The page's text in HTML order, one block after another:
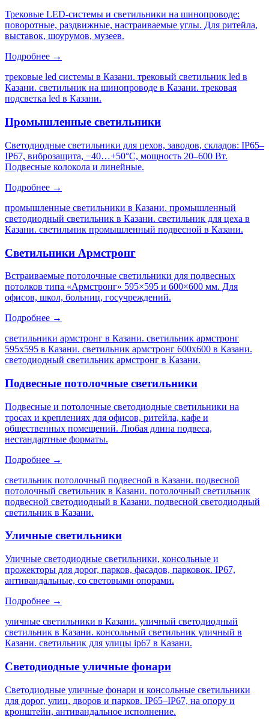
Трековые LED-системы и светильники на шинопроводе:
поворотные, раздвижные, настраиваемые углы. Для ритейла,
выставок, шоурумов, музеев.
Подробнее →
трековые led системы в Казани. трековый светильник led в
Казани. светильник на шинопроводе в Казани. трековая
подсветка led в Казани.
Промышленные светильники
Светодиодные светильники для цехов, заводов, складов: IP65–
IP67, виброзащита, −40…+50°C, мощность 20–600 Вт.
Подвесные колокола и линейные.
Подробнее →
промышленные светильники в Казани. промышленный
светодиодный светильник в Казани. светильник для цеха в
Казани. светильник промышленный подвесной в Казани.
Светильники Армстронг
Встраиваемые потолочные светильники для подвесных
потолков типа «Армстронг» 595×595 и 600×600 мм. Для
офисов, школ, больниц, госучреждений.
Подробнее →
светильники армстронг в Казани. светильник армстронг
595х595 в Казани. светильник армстронг 600х600 в Казани.
светодиодный светильник армстронг в Казани.
Подвесные потолочные светильники
Подвесные и потолочные светодиодные светильники на
тросах и креплениях для офисов, ритейла, кафе и
общественных помещений. Любая длина подвеса,
нестандартные форматы.
Подробнее →
светильник потолочный подвесной в Казани. подвесной
потолочный светильник в Казани. потолочный светильник
подвесной светодиодный в Казани. подвесной светодиодный
светильник в Казани.
Уличные светильники
Уличные светодиодные светильники, консольные и
прожекторы для дорог, парков, фасадов, парковок. IP67,
антивандальные, со световыми опорами.
Подробнее →
уличные светильники в Казани. уличный светодиодный
светильник в Казани. консольный светильник уличный в
Казани. светильник для улицы ip67 в Казани.
Светодиодные уличные фонари
Светодиодные уличные фонари и консольные светильники
для дорог, улиц, дворов и парков. IP65–IP67, на опору и
кронштейн, антивандальное исполнение.